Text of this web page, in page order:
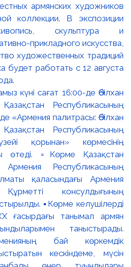
күні сағат 16:00-де Әбілхан
Республикасының
«Армения палитрасы: Әбілхан
Республикасының
қорынан» көрмесінің
өтеді. ▫️Көрме Қазақстан
Армения Республикасының
қаласындағы Армения
Құрметті консулдығының
▪️Көрме келушілерді
ғасырдағы танымал армян
таныстырады.
бай көркемдік
кескіндеме, мүсін